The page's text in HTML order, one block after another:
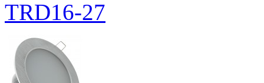
TRD16-27